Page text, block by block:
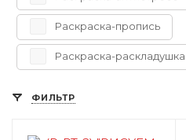
Раскраска-пропись
Раскраска-раскладушка
ФИЛЬТР